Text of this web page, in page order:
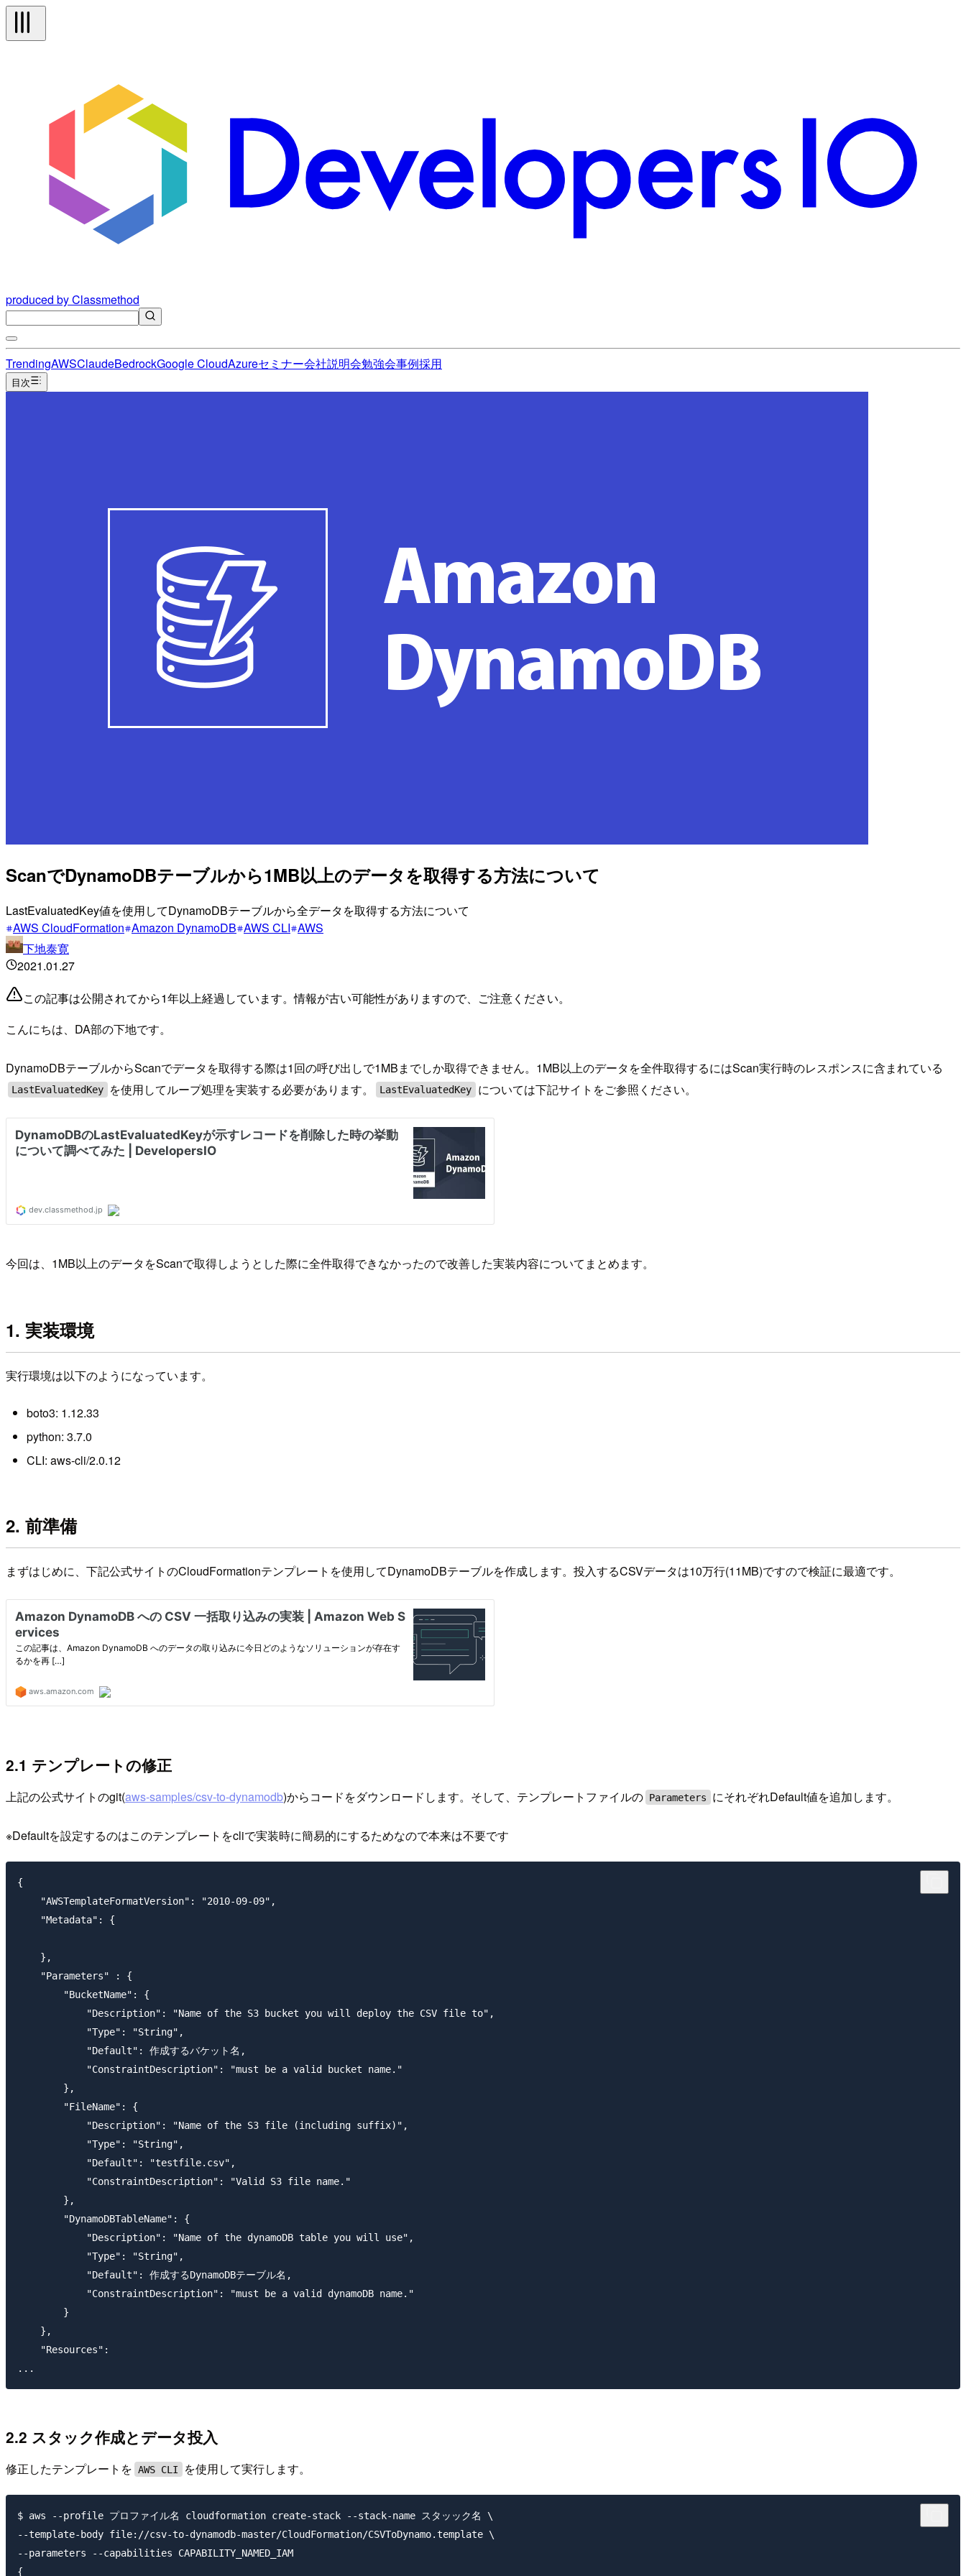
produced by Classmethod
TrendingAWSClaudeBedrockGoogle CloudAzureセミナー会社説明会勉強会事例採用
目次
ScanでDynamoDBテーブルから1MB以上のデータを取得する方法について
LastEvaluatedKey値を使用してDynamoDBテーブルから全データを取得する方法について
AWS CloudFormation Amazon DynamoDB AWS CLI AWS
下地泰寛
2021.01.27
この記事は公開されてから1年以上経過しています。情報が古い可能性がありますので、ご注意ください。
こんにちは、DA部の下地です。
DynamoDBテーブルからScanでデータを取得する際は1回の呼び出しで1MBまでしか取得できません。1MB以上のデータを全件取得するにはScan実行時のレスポンスに含まれている
LastEvaluatedKey を使用してループ処理を実装する必要があります。 LastEvaluatedKey については下記サイトをご参照ください。
今回は、1MB以上のデータをScanで取得しようとした際に全件取得できなかったので改善した実装内容についてまとめます。
1. 実装環境
実行環境は以下のようになっています。
boto3: 1.12.33
python: 3.7.0
CLI: aws-cli/2.0.12
2. 前準備
まずはじめに、下記公式サイトのCloudFormationテンプレートを使用してDynamoDBテーブルを作成します。投入するCSVデータは10万行(11MB)ですので検証に最適です。
2.1 テンプレートの修正
上記の公式サイトのgit(aws-samples/csv-to-dynamodb)からコードをダウンロードします。そして、テンプレートファイルの Parameters にそれぞれDefault値を追加します。
※Defaultを設定するのはこのテンプレートをcliで実装時に簡易的にするためなので本来は不要です
{
    "AWSTemplateFormatVersion": "2010-09-09",
    "Metadata": {
    },
    "Parameters" : {
        "BucketName": {
            "Description": "Name of the S3 bucket you will deploy the CSV file to",
            "Type": "String",
            "Default": 作成するバケット名,
            "ConstraintDescription": "must be a valid bucket name."
        },
        "FileName": {
            "Description": "Name of the S3 file (including suffix)",
            "Type": "String",
            "Default": "testfile.csv",
            "ConstraintDescription": "Valid S3 file name."
        },
        "DynamoDBTableName": {
            "Description": "Name of the dynamoDB table you will use",
            "Type": "String",
            "Default": 作成するDynamoDBテーブル名,
            "ConstraintDescription": "must be a valid dynamoDB name."
        }
    },
    "Resources":
2.2 スタック作成とデータ投入
修正したテンプレートを AWS CLI を使用して実行します。
$ aws --profile プロファイル名 cloudformation create-stack --stack-name スタッック名 \
--template-body file://csv-to-dynamodb-master/CloudFormation/CSVToDynamo.template \
--parameters --capabilities CAPABILITY_NAMED_IAM
{